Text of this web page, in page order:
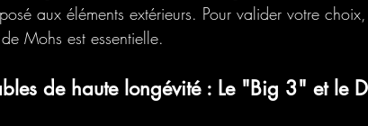
aux éléments extérieurs. Pour valider votre
Mohs est essentielle.
de haute longévité : Le "Big 3" et le